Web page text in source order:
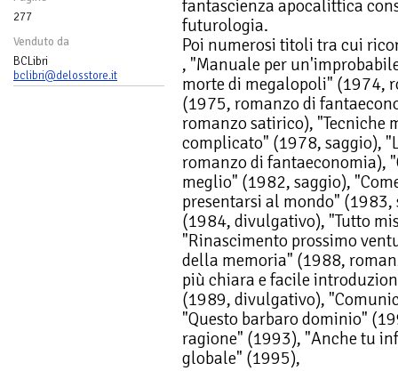
277
Venduto da
BCLibri
bclibri@delosstore.it
fantascienza apocalittica
futurologia.
Poi numerosi titoli tra cui
, "Manuale per
morte di megalopoli" (1974,
(1975, romanzo di
romanzo satirico), "Tecniche
complicato" (1978, saggio),
romanzo di fantaeconomia),
meglio" (1982, saggio),
presentarsi al mondo"
(1984, divulgativo), "Tutto
"Rinascimento prossimo
della memoria" (1988,
più chiara e facile
(1989, divulgativo),
"Questo barbaro dominio"
ragione" (1993), "Anche tu
globale" (1995),